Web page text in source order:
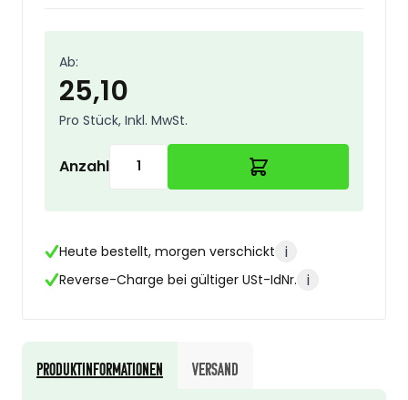
Ab:
25,10
Pro Stück, Inkl. MwSt.
Anzahl
Heute bestellt, morgen verschickt i
Reverse-Charge bei gültiger USt-IdNr. i
Produktinformationen Versand